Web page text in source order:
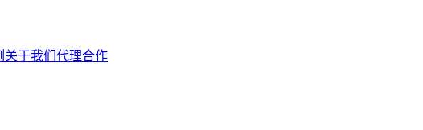
关于我们 代理合作